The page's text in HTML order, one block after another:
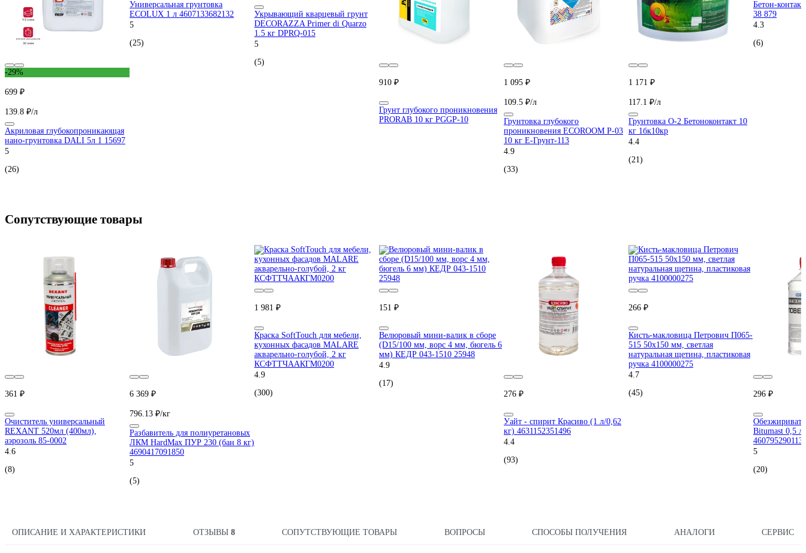
-29%
699 ₽
139.8 ₽/л
Акриловая глубокопроникающая
нано-грунтовка DALI 5л 1 15697
5
(26)
Универсальная грунтовка
ECOLUX 1 л 4607133682132
5
(25)
Укрывающий кварцевый грунт
DECORAZZA Primer di Quarzo
1.5 кг DPRQ-015
5
(5)
910 ₽
Грунт глубокого проникновения
PRORAB 10 кг PGGP-10
1 095 ₽
109.5 ₽/л
Грунтовка глубокого
проникновения ECOROOM P-03
10 кг E-Грунт-113
4.9
(33)
1 171 ₽
117.1 ₽/л
Грунтовка О-2 Бетоноконтакт 10
кг 1бк10кр
4.4
(21)
Бетон-
38 879
4.3
(6)
Сопутствующие товары
361 ₽
Очиститель универсальный
REXANT 520мл (400мл),
аэрозоль 85-0002
4.6
(8)
6 369 ₽
796.13 ₽/кг
Разбавитель для полиуретановых
ЛКМ HardMax ПУР 230 (бан 8 кг)
4690417091850
5
(5)
1 981 ₽
Краска SoftTouch для мебели,
кухонных фасадов MALARE
акварельно-голубой, 2 кг
КСФТТЧААКГМ0200
4.9
(300)
151 ₽
Велюровый мини-валик в сборе
(D15/100 мм, ворс 4 мм, бюгель 6
мм) КЕДР 043-1510 25948
4.9
(17)
276 ₽
Уайт - спирит Красиво (1 л/0,62
кг) 4631152351496
4.4
(93)
266 ₽
Кисть-макловица Петрович П065-
515 50х150 мм, светлая
натуральная щетина, пластиковая
ручка 4100000275
4.7
(45)
296 ₽
Bitumast 0,5
5
(20)
ОПИСАНИЕ И ХАРАКТЕРИСТИКИ ОТЗЫВЫ 8 СОПУТСТВУЮЩИЕ ТОВАРЫ ВОПРОСЫ СПОСОБЫ ПОЛУЧЕНИЯ АНАЛОГИ СЕРВИС